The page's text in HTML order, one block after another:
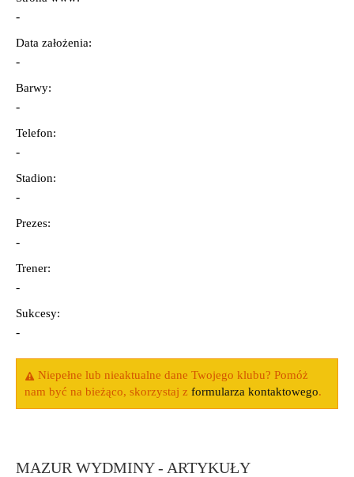
-
Data założenia:
-
Barwy:
-
Telefon:
-
Stadion:
-
Prezes:
-
Trener:
-
Sukcesy:
-
Niepełne lub nieaktualne dane Twojego klubu? Pomóż
nam być na bieżąco, skorzystaj z formularza kontaktowego.
MAZUR WYDMINY - ARTYKUŁY